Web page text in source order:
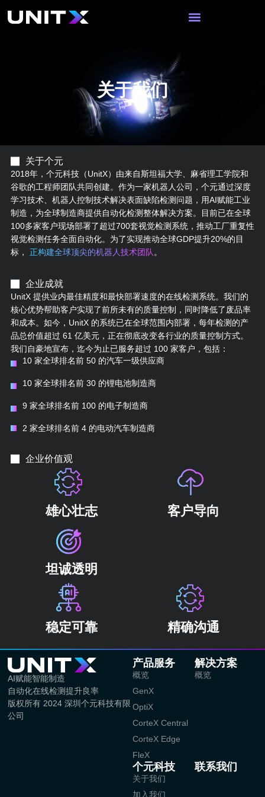
至
关于我们
关于个元
2018年，个元科技（UnitX）由来自斯坦福大学、麻省理工学院和
谷歌的工程师团队共同创建。作为一家机器人公司，个元通过深度
学习技术、机器人控制技术解决表面缺陷检测问题，用AI赋能工业
制造，为全球制造商提供自动化检测整体解决方案。目前已在全球
100多家客户现场部署了超过700套视觉检测系统，推动工厂重复性
视觉检测任务全面自动化。为了实现推动全球GDP提升20%的目
标， 正构建全球顶尖的机器人技术团队 。
企业成就
UnitX 提供业内最佳精度和最快部署速度的在线检测系统。我们的
核心优势帮助客户实现了前所未有的质量控制，同时降低了废品率
和成本。如今，UnitX 的系统已在全球范围内部署，每年检测的产
品总价值超过 61 亿美元，正在彻底改变各行业的质量控制方式。
我们自豪地宣布，迄今为止已服务超过 100 家客户，包括：
10 家全球排名前 50 的汽车一级供应商
10 家全球排名前 30 的锂电池制造商
9 家全球排名前 100 的电子制造商
2 家全球排名前 4 的电动汽车制造商
企业价值观
雄心壮志 客户导向
坦诚透明
稳定可靠 精确沟通
AI赋能智能制造
自动化在线检测提升良率
版权所有 2024 深圳个元科技有限
公司
产品服务
概览
GenX
OptiX
CorteX Central
CorteX Edge
FleX
解决方案
概览
个元科技
关于我们
加入我们
联系我们